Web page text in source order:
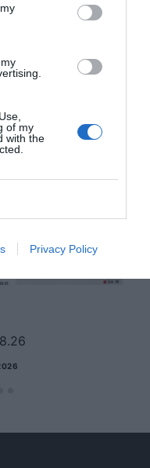
of my
with the
Privacy Policy